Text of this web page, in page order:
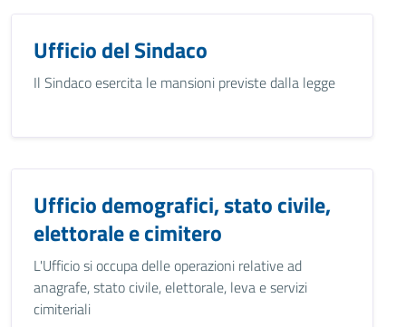
Ufficio del Sindaco
Il Sindaco esercita le mansioni previste dalla legge
Ufficio demografici, stato civile,
elettorale e cimitero
L'Ufficio si occupa delle operazioni relative ad
anagrafe, stato civile, elettorale, leva e servizi
cimiteriali